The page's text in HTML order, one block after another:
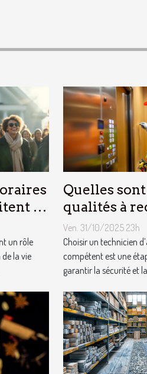
la
?
un rôle
la vie
Quelles
qualités à
chez un
d’ascenseur
Ven. 31/10/2025 23h
Choisir un technicien
compétent est une
garantir la sécurité et